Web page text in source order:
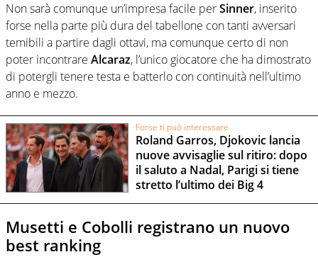
Non sarà comunque un’impresa facile perSinner, inserito
forse nella parte più dura del tabellone con tanti avversari
temibili a partire dagli ottavi, ma comunque certo di non
poter incontrare Alcaraz, l’unico giocatore che ha dimostrato
di potergli tenere testa e batterlo con continuità nell’ultimo
anno e mezzo.
Forse ti può interessare
Roland Garros, Djokovic lancia
nuove avvisaglie sul ritiro: dopo
il saluto a Nadal, Parigi si tiene
stretto l’ultimo dei Big 4
Musetti e Cobolli registrano un nuovo
best ranking